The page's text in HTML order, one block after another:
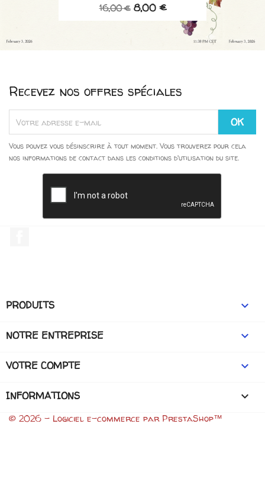
16,00 € 8,00 €
Recevez nos offres spéciales
Vous pouvez vous désinscrire à tout moment. Vous trouverez pour cela
nos informations de contact dans les conditions d'utilisation du site.
PRODUITS 
NOTRE ENTREPRISE 
VOTRE COMPTE 
INFORMATIONS keyboard_arrow_down
© 2026 - Logiciel e-commerce par PrestaShop™